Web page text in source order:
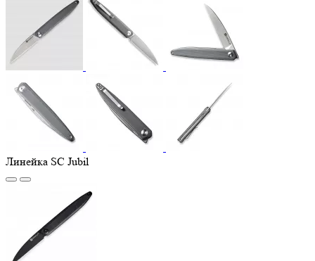
Линейка SC Jubil